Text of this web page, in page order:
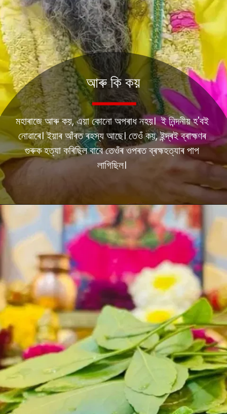
মহাৰাজে আৰু কয়, এয়া কোনো অপৰাধ নহয়। ই নিন্দনীয় হ'বই
নোৱাৰে। ইয়াৰ আঁৰত ৰহস্য আছে। তেওঁ কয়, ইন্দ্ৰই ব্ৰাহ্মণৰ
গুৰুক হত্যা কৰিছিল বাবে তেওঁৰ ওপৰত ব্ৰহ্মহত্যাৰ পাপ
লাগিছিল।
আৰু কি কয়